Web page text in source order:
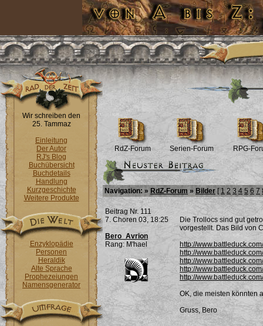
Wir schreiben den
25. Tammaz
Einleitung
Der Autor
RJ's Blog
Buchübersicht
Buchdetails
Handlung
Kurzgeschichte
Weitere Produkte
Enzyklopädie
Personen
Heraldik
Alte Sprache
Prophezeiungen
Namensgenerator
RdZ-Forum Serien-Forum RPG-
Navigation: » RdZ-Forum » Bilder [ 1 2 3 4 5 6 7
Beitrag Nr. 111
7. Choren 03, 18:25
Bero_Avrion
Rang: M'hael
Die Trollocs sind gut
vorgestellt. Das Bild von
http://
http://
http://
http://
http://
OK, die meisten könnten
Gruss, Bero